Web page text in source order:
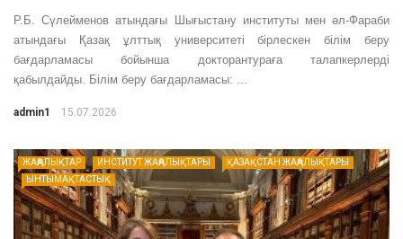
Р.Б. Сүлейменов атындағы Шығыстану институты мен әл-Фараби
атындағы Қазақ ұлттық университеті бірлескен білім беру
бағдарламасы бойынша докторантураға талапкерлерді
қабылдайды. Білім беру бағдарламасы: ...
admin1 15.07.2026
ЖАҢАЛЫҚТАР ИНСТИТУТ ЖАҢАЛЫҚТАРЫ
ҚАЗАҚСТАН ЖАҢАЛЫҚТАРЫ
ЫНТЫМАҚТАСТЫҚ